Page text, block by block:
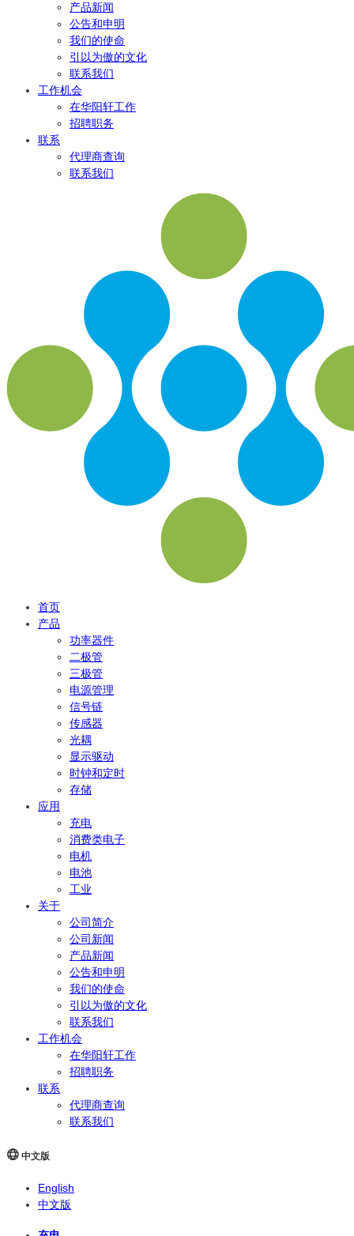
产品新闻
公告和申明
我们的使命
引以为傲的文化
联系我们
工作机会
在华阳轩工作
招聘职务
联系
代理商查询
联系我们
首页
产品
功率器件
二极管
三极管
电源管理
信号链
传感器
光耦
显示驱动
时钟和定时
存储
应用
充电
消费类电子
电机
电池
工业
关于
公司简介
公司新闻
产品新闻
公告和申明
我们的使命
引以为傲的文化
联系我们
工作机会
在华阳轩工作
招聘职务
联系
代理商查询
联系我们
中文版
English
中文版